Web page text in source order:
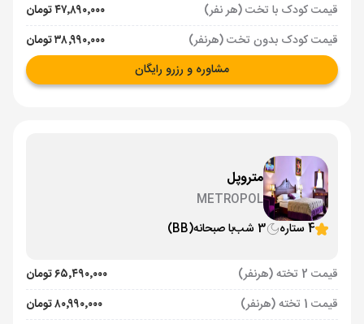
قیمت کودک با تخت (هر نفر)
۴۷٬۸۹۰٬۰۰۰ تومان
قیمت کودک بدون تخت (هرنفر)
۳۸٬۹۹۰٬۰۰۰ تومان
مشاوره و رزرو رایگان
متروپل
METROPOL
4 ستاره
3 شب با صبحانه(BB)
قیمت 2 تخته (هرنفر)
۶۵٬۴۹۰٬۰۰۰ تومان
قیمت 1 تخته (هرنفر)
۸۰٬۹۹۰٬۰۰۰ تومان